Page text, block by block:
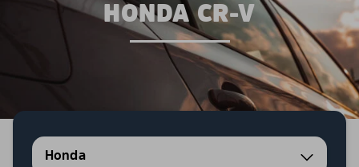
HONDA CR-V
Honda